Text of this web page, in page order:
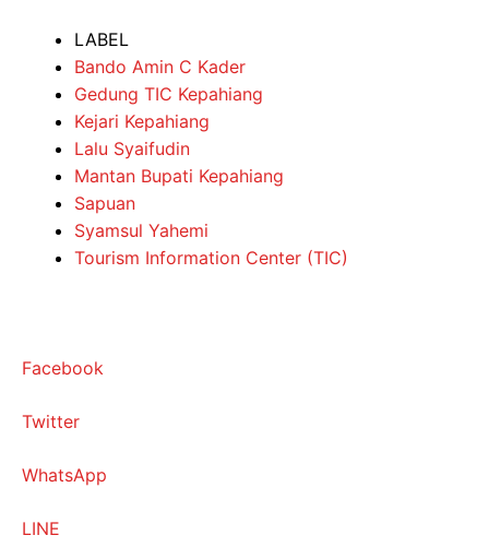
LABEL
Bando Amin C Kader
Gedung TIC Kepahiang
Kejari Kepahiang
Lalu Syaifudin
Mantan Bupati Kepahiang
Sapuan
Syamsul Yahemi
Tourism Information Center (TIC)
Facebook
Twitter
WhatsApp
LINE